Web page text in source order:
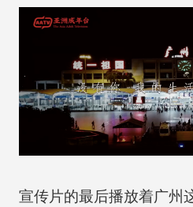
宣传片的最后播放着广州